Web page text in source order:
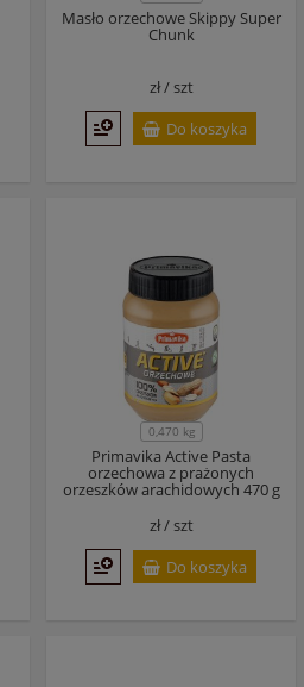
Masło orzechowe Skippy Super
Chunk
zł /szt
Do koszyka
0,470 kg
Primavika Active Pasta
orzechowa z prażonych
orzeszków arachidowych 470 g
zł /szt
Do koszyka